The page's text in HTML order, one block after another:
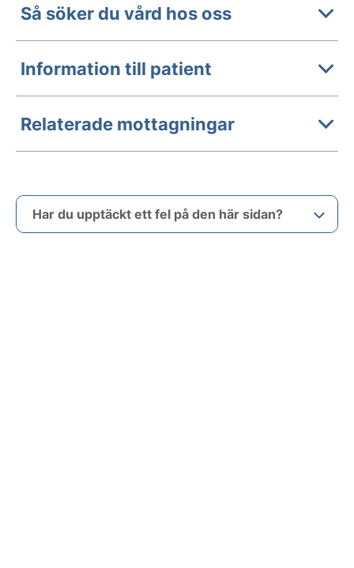
Så söker du vård hos oss
Information till patient
Relaterade mottagningar
Har du upptäckt ett fel på den här sidan?